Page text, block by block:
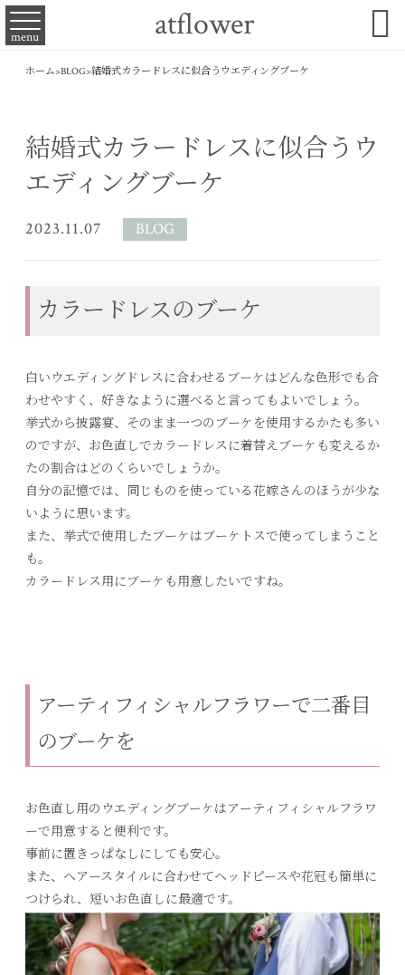
atflower
menu 
ホーム>BLOG>結婚式カラードレスに似合うウエディングブーケ
結婚式カラードレスに似合うウ
エディングブーケ
2023.11.07 BLOG
カラードレスのブーケ
白いウエディングドレスに合わせるブーケはどんな色形でも合
わせやすく、好きなように選べると言ってもよいでしょう。
挙式から披露宴、そのまま一つのブーケを使用するかたも多い
のですが、お色直しでカラードレスに着替えブーケも変えるか
たの割合はどのくらいでしょうか。
自分の記憶では、同じものを使っている花嫁さんのほうが少な
いように思います。
また、挙式で使用したブーケはブーケトスで使ってしまうこと
も。
カラードレス用にブーケも用意したいですね。
アーティフィシャルフラワーで二番目
のブーケを
お色直し用のウエディングブーケはアーティフィシャルフラワ
ーで用意すると便利です。
事前に置きっぱなしにしても安心。
また、ヘアースタイルに合わせてヘッドピースや花冠も簡単に
つけられ、短いお色直しに最適です。